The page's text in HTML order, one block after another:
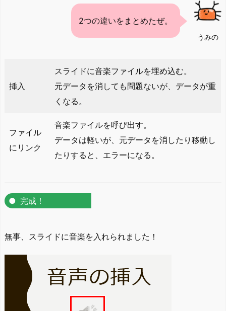
うみの
2つの違いをまとめたぜ。
挿入
スライドに音楽ファイルを埋め込む。
元データを消しても問題ないが、データが重
くなる。
ファイル
にリンク
音楽ファイルを呼び出す。
データは軽いが、元データを消したり移動し
たりすると、エラーになる。
完成！
無事、スライドに音楽を入れられました！